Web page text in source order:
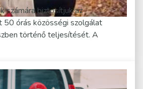
számára biztosítjuk az
órás közösségi szolgálat
történő teljesítését. A